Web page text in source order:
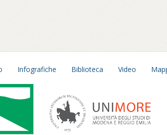
Infografiche Biblioteca Video